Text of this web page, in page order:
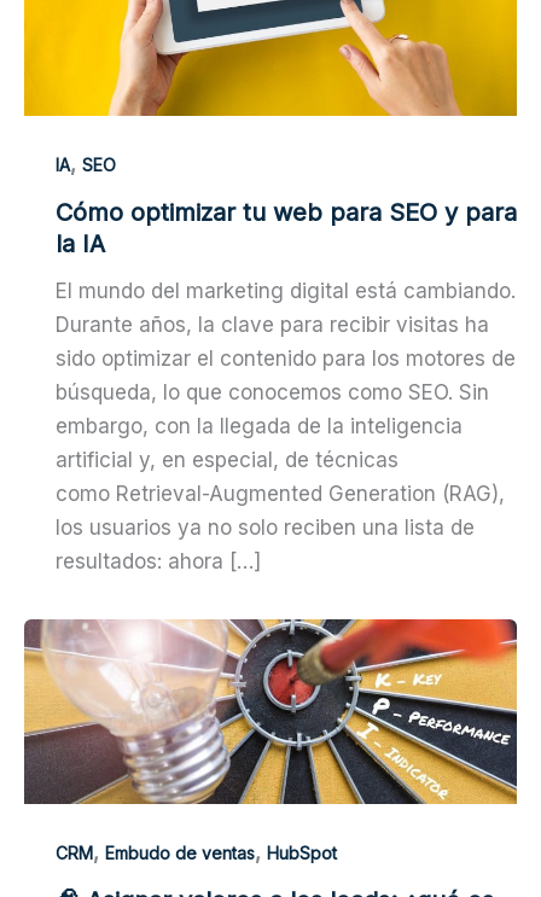
IA, SEO
Cómo optimizar tu web para SEO y para
la IA
El mundo del marketing digital está cambiando.
Durante años, la clave para recibir visitas ha
sido optimizar el contenido para los motores de
búsqueda, lo que conocemos como SEO. Sin
embargo, con la llegada de la inteligencia
artificial y, en especial, de técnicas
como Retrieval-Augmented Generation (RAG),
los usuarios ya no solo reciben una lista de
resultados: ahora […]
CRM, Embudo de ventas, HubSpot